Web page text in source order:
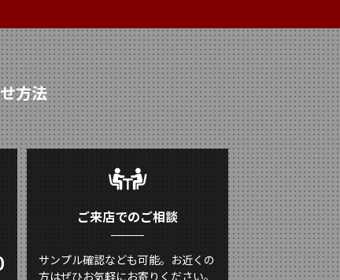
方法
ご来店でのご相談
サンプル確認なども可能。お近くの
方はぜひお気軽にお寄りください。